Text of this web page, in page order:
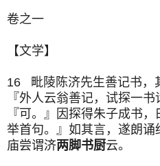
卷之一
【文学】
16 毗陵陈济先生善记书，
『外人云翁善记，试探一书
『可。』因探得朱子成书
举首句。』如其言，遂朗
庙尝谓济两脚书厨云。